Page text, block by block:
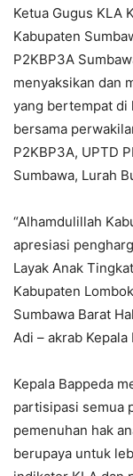
Ketua Gugus KLA
Kabupaten
P2KBP3A
menyaksikan dan
yang bertempat di
bersama
P2KBP3A, UPTD
Sumbawa, Lurah
“Alhamdulillah
apresiasi
Layak Anak
Kabupaten
Sumbawa Barat
Adi – akrab
Kepala Bappeda
partisipasi semua
pemenuhan hak
berupaya untuk